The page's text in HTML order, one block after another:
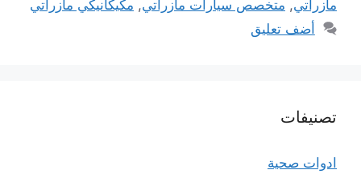
مازراتي, متخصص سيارات مازراتي, مكيكانيكي مازراتي
أضف تعليق
تصنيفات
ادوات صحية